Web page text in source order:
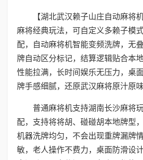
【湖北武汉赖子山庄自动麻将
麻将经典玩法，可自定义多赖子模
配，自动麻将机智能变频洗牌，无
牌自动区分标记，结算逻辑贴合本
性能拉满，长时间娱乐无压力，桌
牌手感细腻，还原武汉麻将原汁原
普通麻将机支持湖南长沙麻将
配，支持将将胡、碰碰胡本地牌型
机器洗牌均匀，不会出现重牌漏牌
敏，老人操作不费力，桌面防滑设